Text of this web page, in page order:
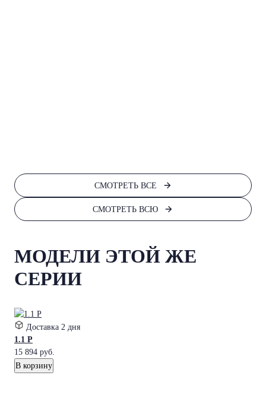
СМОТРЕТЬ ВСЕ
СМОТРЕТЬ ВСЮ
МОДЕЛИ ЭТОЙ ЖЕ
СЕРИИ
Доставка 2 дня
1.1 P
15 894 руб.
В корзину